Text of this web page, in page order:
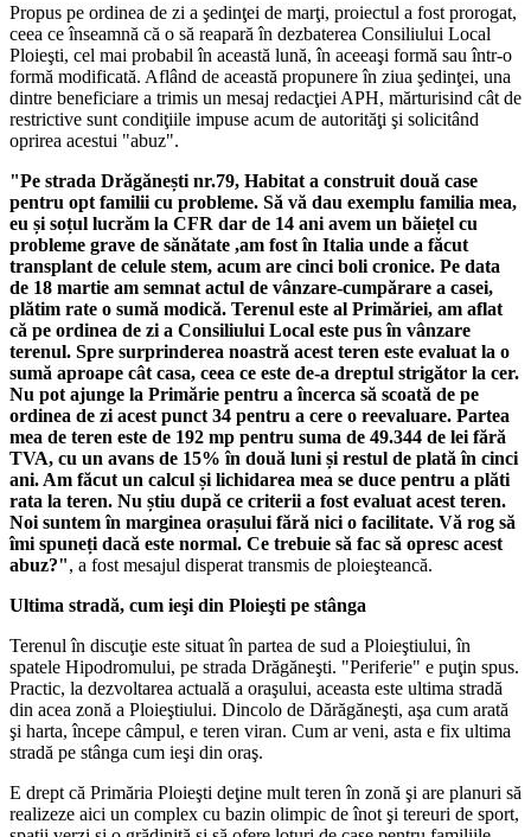
Propus pe ordinea de zi a şedinţei de marţi, proiectul a fost prorogat,
ceea ce înseamnă că o să reapară în dezbaterea Consiliului Local
Ploieşti, cel mai probabil în această lună, în aceeaşi formă sau într-o
formă modificată. Aflând de această propunere în ziua şedinţei, una
dintre beneficiare a trimis un mesaj redacţiei APH, mărturisind cât de
restrictive sunt condiţiile impuse acum de autorităţi şi solicitând
oprirea acestui "abuz".
"Pe strada Drăgănești nr.79, Habitat a construit două case
pentru opt familii cu probleme. Să vă dau exemplu familia mea,
eu și soțul lucrăm la CFR dar de 14 ani avem un băiețel cu
probleme grave de sănătate ,am fost în Italia unde a făcut
transplant de celule stem, acum are cinci boli cronice. Pe data
de 18 martie am semnat actul de vânzare-cumpărare a casei,
plătim rate o sumă modică. Terenul este al Primăriei, am aflat
că pe ordinea de zi a Consiliului Local este pus în vânzare
terenul. Spre surprinderea noastră acest teren este evaluat la o
sumă aproape cât casa, ceea ce este de-a dreptul strigător la cer.
Nu pot ajunge la Primărie pentru a încerca să scoată de pe
ordinea de zi acest punct 34 pentru a cere o reevaluare. Partea
mea de teren este de 192 mp pentru suma de 49.344 de lei fără
TVA, cu un avans de 15% în două luni și restul de plată în cinci
ani. Am făcut un calcul și lichidarea mea se duce pentru a plăti
rata la teren. Nu știu după ce criterii a fost evaluat acest teren.
Noi suntem în marginea orașului fără nici o facilitate. Vă rog să
îmi spuneți dacă este normal. Ce trebuie să fac să opresc acest
abuz?", a fost mesajul disperat transmis de ploieşteancă.
Ultima stradă, cum ieşi din Ploieşti pe stânga
Terenul în discuţie este situat în partea de sud a Ploieştiului, în
spatele Hipodromului, pe strada Drăgăneşti. "Periferie" e puţin spus.
Practic, la dezvoltarea actuală a oraşului, aceasta este ultima stradă
din acea zonă a Ploieştiului. Dincolo de Dărăgăneşti, aşa cum arată
şi harta, începe câmpul, e teren viran. Cum ar veni, asta e fix ultima
stradă pe stânga cum ieşi din oraş.
E drept că Primăria Ploieşti deţine mult teren în zonă şi are planuri să
realizeze aici un complex cu bazin olimpic de înot şi tereuri de sport,